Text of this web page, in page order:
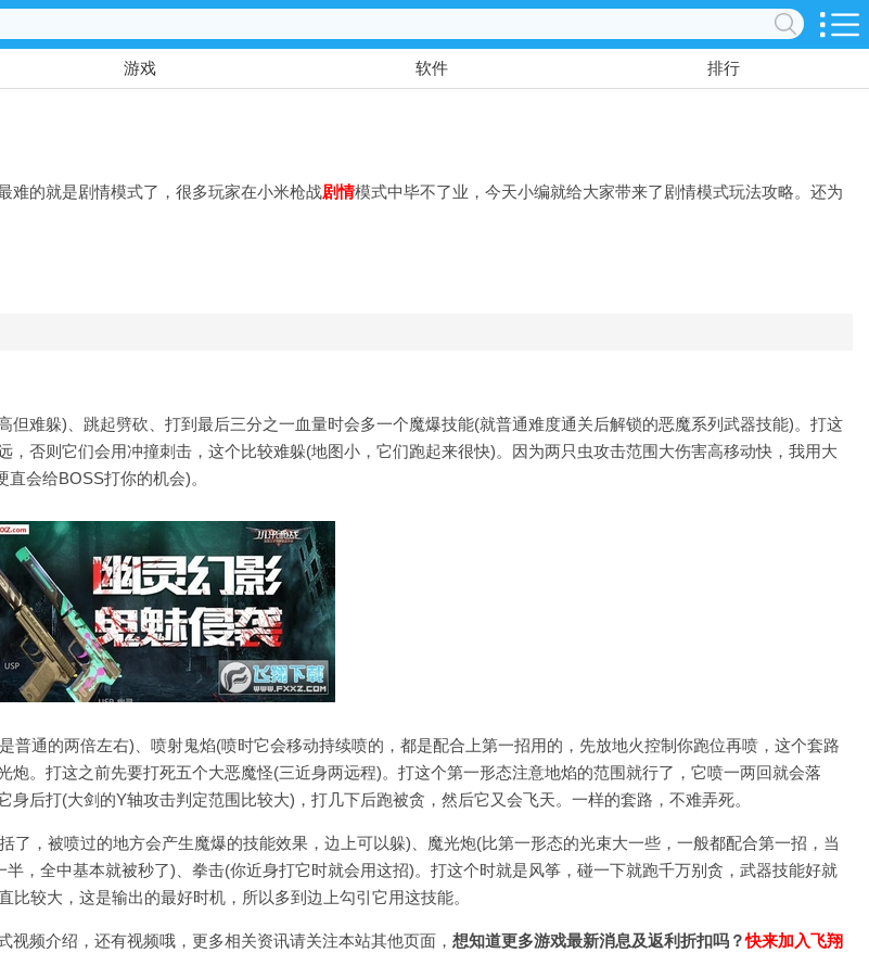
游戏 软件 排行
难的就是剧情模式了，很多玩家在小米枪战剧情模式中毕不了业，今天小编就给大家带来了剧情模式玩法攻略。还为
难躲)、跳起劈砍、打到最后三分之一血量时会多一个魔爆技能(就普通难度通关后解锁的恶魔系列武器技能)。打这
否则它们会用冲撞刺击，这个比较难躲(地图小，它们跑起来很快)。因为两只虫攻击范围大伤害高移动快，我用大
会给BOSS打你的机会)。
通的两倍左右)、喷射鬼焰(喷时它会移动持续喷的，都是配合上第一招用的，先放地火控制你跑位再喷，这个套路
。打这之前先要打死五个大恶魔怪(三近身两远程)。打这个第一形态注意地焰的范围就行了，它喷一两回就会落
后打(大剑的Y轴攻击判定范围比较大)，打几下后跑被贪，然后它又会飞天。一样的套路，不难弄死。
，被喷过的地方会产生魔爆的技能效果，边上可以躲)、魔光炮(比第一形态的光束大一些，一般都配合第一招，当
，全中基本就被秒了)、拳击(你近身打它时就会用这招)。打这个时就是风筝，碰一下就跑千万别贪，武器技能好就
较大，这是输出的最好时机，所以多到边上勾引它用这技能。
视频介绍，还有视频哦，更多相关资讯请关注本站其他页面， 想知道更多游戏最新消息及返利折扣吗？快来加入飞翔